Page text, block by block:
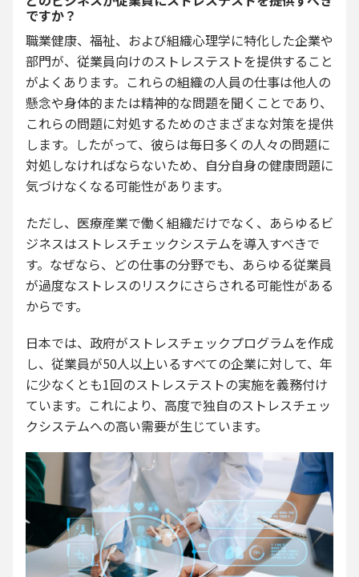
ですか？
職業健康、福祉、および組織心理学に特化した企業や
部門が、従業員向けのストレステストを提供すること
がよくあります。これらの組織の人員の仕事は他人の
懸念や身体的または精神的な問題を聞くことであり、
これらの問題に対処するためのさまざまな対策を提供
します。したがって、彼らは毎日多くの人々の問題に
対処しなければならないため、自分自身の健康問題に
気づけなくなる可能性があります。
ただし、医療産業で働く組織だけでなく、あらゆるビ
ジネスはストレスチェックシステムを導入すべきで
す。なぜなら、どの仕事の分野でも、あらゆる従業員
が過度なストレスのリスクにさらされる可能性がある
からです。
日本では、政府がストレスチェックプログラムを作成
し、従業員が50人以上いるすべての企業に対して、年
に少なくとも1回のストレステストの実施を義務付け
ています。これにより、高度で独自のストレスチェッ
クシステムへの高い需要が生じています。